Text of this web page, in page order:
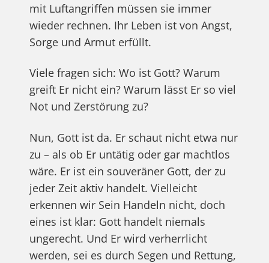
mit Luftangriffen müssen sie immer
wieder rechnen. Ihr Leben ist von Angst,
Sorge und Armut erfüllt.
Viele fragen sich: Wo ist Gott? Warum
greift Er nicht ein? Warum lässt Er so viel
Not und Zerstörung zu?
Nun, Gott ist da. Er schaut nicht etwa nur
zu – als ob Er untätig oder gar machtlos
wäre. Er ist ein souveräner Gott, der zu
jeder Zeit aktiv handelt. Vielleicht
erkennen wir Sein Handeln nicht, doch
eines ist klar: Gott handelt niemals
ungerecht. Und Er wird verherrlicht
werden, sei es durch Segen und Rettung,